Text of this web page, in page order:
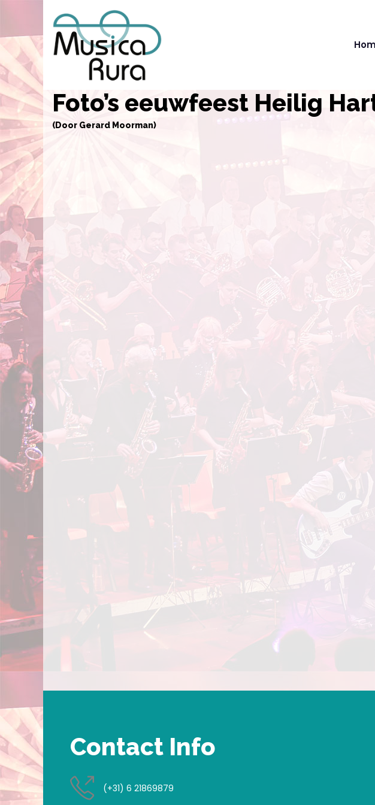
Foto’s eeuwfeest Heilig
(Door Gerard Moorman)
Contact Info
(+31) 6 21869879